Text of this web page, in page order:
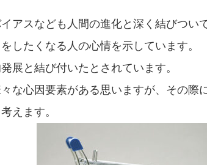
アスなども人間の進化と深く結びつい
したくなる人の心情を示しています。
展と結び付いたとされています。
な心因要素がある思いますが、その際
えます。